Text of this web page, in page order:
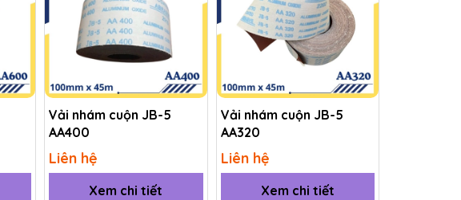
Vải nhám cuộn JB-5
AA400
Liên hệ
Xem chi tiết
Vải nhám cuộn JB-5
AA320
Liên hệ
Xem chi tiết